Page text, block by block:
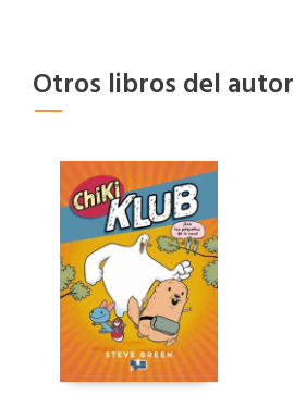
Otros libros del autor